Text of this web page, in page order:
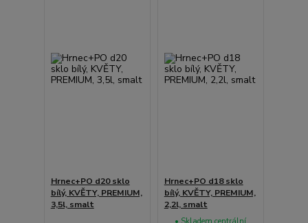
Hrnec+PO d20 sklo
bílý, KVĚTY, PREMIUM,
3,5l, smalt
Hrnec+PO d18 sklo
bílý, KVĚTY, PREMIUM,
2,2l, smalt